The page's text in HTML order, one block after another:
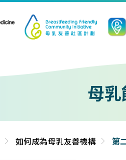
母
如何成為母乳友善機構 第